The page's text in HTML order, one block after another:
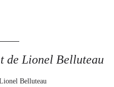
de Lionel Belluteau
Belluteau